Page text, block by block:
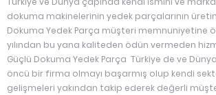
dokuma makinelerinin yedek parçalarının
Dokuma Yedek Parça müşteri memnuniyetine
yılından bu yana kaliteden ödün vermeden
Güçlü Dokuma Yedek Parça Türkiye de ve
öncü bir firma olmayı başarmış olup kendi
gelişmeleri yakından takip ederek değerli